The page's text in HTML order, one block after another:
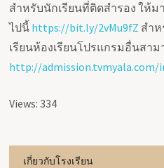
สำหรับนักเรียนที่ติดสำรอง ให้
ไปนี้ https://bit.ly/2vMu9fZ สำ
เรียนห้องเรียนโปรแกรมอื่นสา
http://admission.tvmyala.com/
Views: 334
เกี่ยวกับโรงเรียน